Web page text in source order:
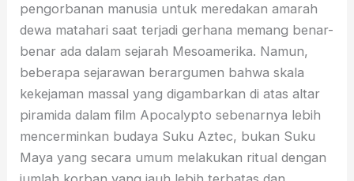
pengorbanan manusia untuk meredakan amarah
dewa matahari saat terjadi gerhana memang benar-
benar ada dalam sejarah Mesoamerika. Namun,
beberapa sejarawan berargumen bahwa skala
kekejaman massal yang digambarkan di atas altar
piramida dalam film Apocalypto sebenarnya lebih
mencerminkan budaya Suku Aztec, bukan Suku
Maya yang secara umum melakukan ritual dengan